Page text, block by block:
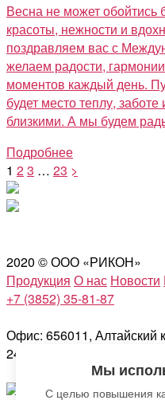
Мы
С целью повышения
Весна не может обойтись
красоты, нежности и
поздравляем вас с
желаем радости,
моментов каждый день.
будет место теплу,
близкими. А мы будем
Подробнее
1 23 … 23 >
2020 © ООО «РИКОН»
Продукция О нас Новости
+7 (3852) 35-81-87
Офис: 656011, Алтайский
24А/1, 3 этаж, офис 301